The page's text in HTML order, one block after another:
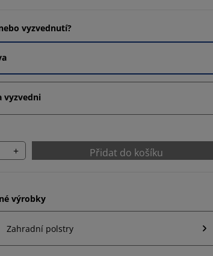
vyzvednutí?
vyzvedni
+ Přidat do košíku
výrobky
Zahradní polstry